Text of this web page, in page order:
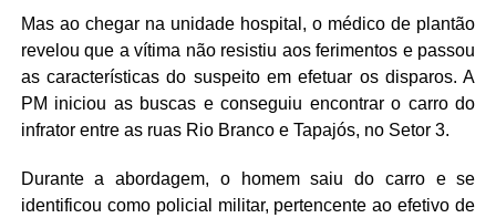
Mas ao chegar na unidade hospital, o médico de plantão
revelou que a vítima não resistiu aos ferimentos e passou
as características do suspeito em efetuar os disparos. A
PM iniciou as buscas e conseguiu encontrar o carro do
infrator entre as ruas Rio Branco e Tapajós, no Setor 3.
Durante a abordagem, o homem saiu do carro e se
identificou como policial militar, pertencente ao efetivo de